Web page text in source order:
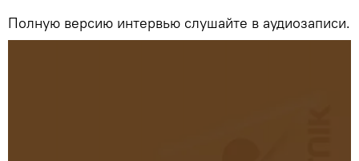
Полную версию интервью слушайте в аудиозаписи.